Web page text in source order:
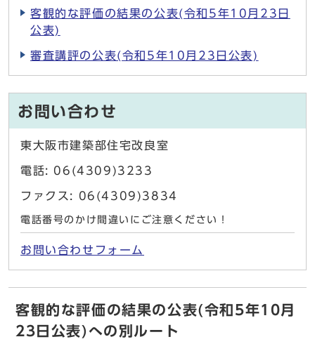
客観的な評価の結果の公表(令和5年10月23日
公表)
審査講評の公表(令和5年10月23日公表)
お問い合わせ
東大阪市建築部住宅改良室
電話: 06(4309)3233
ファクス: 06(4309)3834
電話番号のかけ間違いにご注意ください！
お問い合わせフォーム
客観的な評価の結果の公表(令和5年10月
23日公表)への別ルート